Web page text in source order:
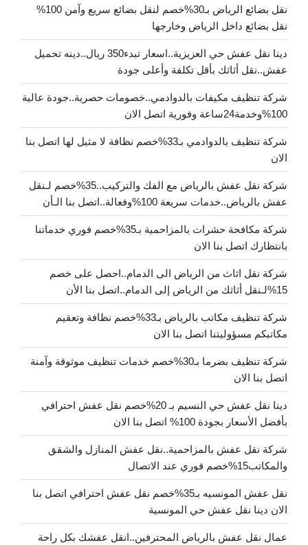
نقل بضائع الرياض بـ30%خصم لنقل بضائع سريع وآمن 100%
نقل بضائع داخل الرياض وخارجها
دينا نقل عفش حي العزيزية..اسعار تبدء350 ريال..دينه تحميل
عفش..نقل أثاثك بأقل تكلفة وأعلى جودة
شركة تنظيف مكيفات بالدوادمي..خصومات حصرية..جودة عالية
100%وخدمة24ساعة وفورية اتصل الان
شركة تنظيف بالدوادمي بـ33%خصم نظافة لا مثيل لها اتصل بنا
الان
شركة نقل عفش بالرياض مع الفك والتركيب..35%خصم لـنقل
عفش بالرياض..خدمات سريعة 100%وفعالة..اتصل بنا الـأن
شركة مكافحة حشرات بالمزاحمية بـ35%خصم فوري خدماتنا
بانتظارك اتصل بنا الان
شركة نقل اثاث من الرياض الى الدمام..احصل على خصم
15%لـنقل أثاثك من الرياض إلى الدمام..اتصل بنا الأن
شركة تنظيف مكاتب بالرياض بـ33%خصم نظافة وتعقيم
مكاتبكم مسؤوليتنا اتصل بنا الان
شركة تنظيف بضرما بـ30%خصم خدمات تنظيف موثوقة وآمنة
اتصل بنا الان
دينا نقل عفش حي النسيم بـ 20%خصم نقل عفش احترافي
بأفضل الأسعار بجودة 100% اتصل بنا الان
شركة نقل عفش بالمزاحمية..نقل عفش المنازل والشقق
والمكاتب15%خصم فوري عند الاتصال
نقل عفش المونسيه بـ35%خصم نقل عفش احترافي اتصل بنا
الان دينا نقل عفش حي المونسية
عمال نقل عفش بالرياض المحترفين..انقل عفشك بكل راحة